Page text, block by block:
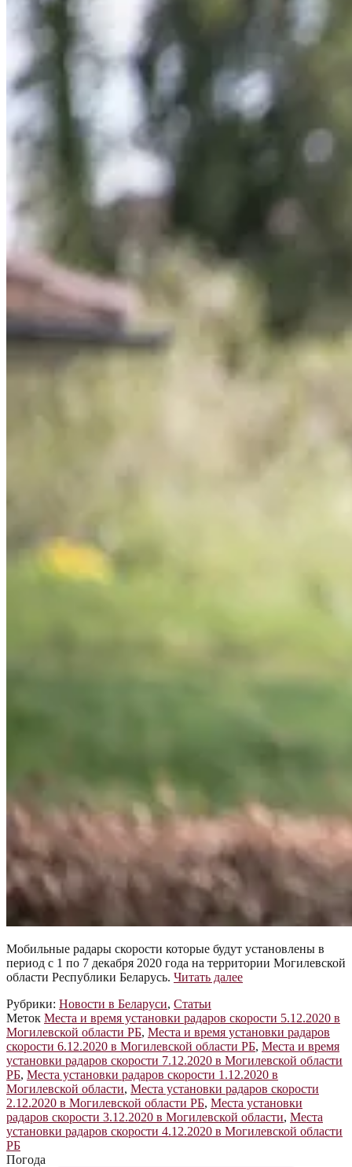
Мобильные радары скорости которые будут установлены в
период с 1 по 7 декабря 2020 года на территории Могилевской
области Республики Беларусь. Читать далееМобильные
Могилевской
области
РБ
Рубрики: Новости в Беларуси, Статьи
Меток Места и время установки радаров скорости 5.12.2020 в
Могилевской области РБ, Места и время установки радаров
скорости 6.12.2020 в Могилевской области РБ, Места и время
установки радаров скорости 7.12.2020 в Могилевской области
РБ, Места установки радаров скорости 1.12.2020 в
Могилевской области, Места установки радаров скорости
2.12.2020 в Могилевской области РБ, Места установки
радаров скорости 3.12.2020 в Могилевской области, Места
установки радаров скорости 4.12.2020 в Могилевской области
РБ
Погода